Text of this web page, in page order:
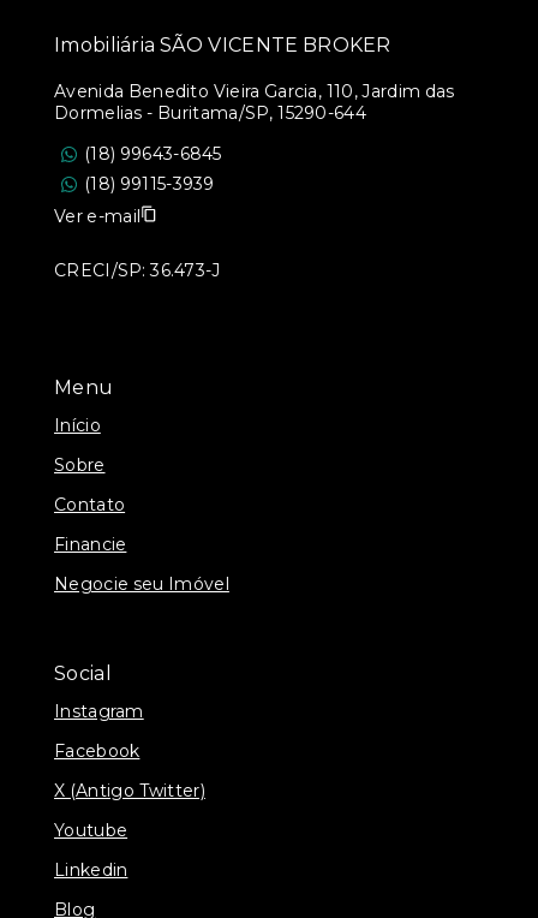
Menu
Início
Sobre
Contato
Financie
Negocie seu Imóvel
Social
Instagram
Facebook
X (Antigo Twitter)
Youtube
Linkedin
Blog
Imobiliária SÃO VICENTE BROKER
Avenida Benedito Vieira Garcia, 110, Jardim das
Dormelias - Buritama/SP, 15290-644
(18) 99643-6845
(18) 99115-3939
Ver e-mail
CRECI/SP: 36.473-J